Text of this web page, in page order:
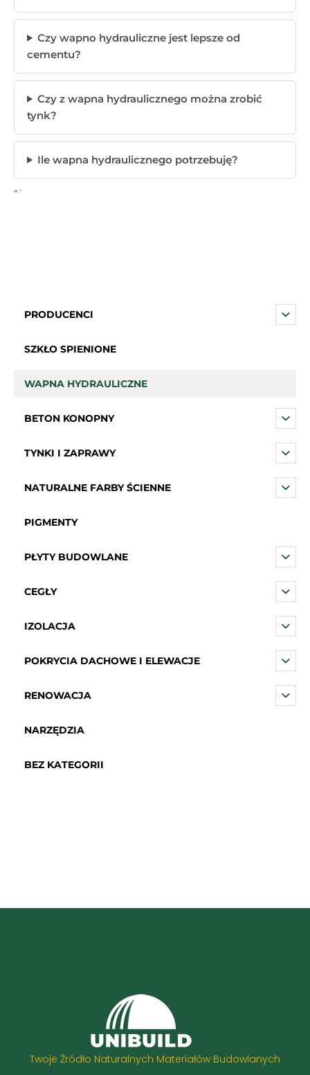
PRODUCENCI
SZKŁO SPIENIONE
WAPNA HYDRAULICZNE
BETON KONOPNY
TYNKI I ZAPRAWY
NATURALNE FARBY ŚCIENNE
PIGMENTY
PŁYTY BUDOWLANE
CEGŁY
IZOLACJA
POKRYCIA DACHOWE I ELEWACJE
RENOWACJA
NARZĘDZIA
BEZ KATEGORII
Czy wapno hydrauliczne jest lepsze od
cementu?
Czy z wapna hydraulicznego można zrobić
tynk?
Ile wapna hydraulicznego potrzebuję?
“`
Twoje Źródło Naturalnych Materiałów Budowlanych